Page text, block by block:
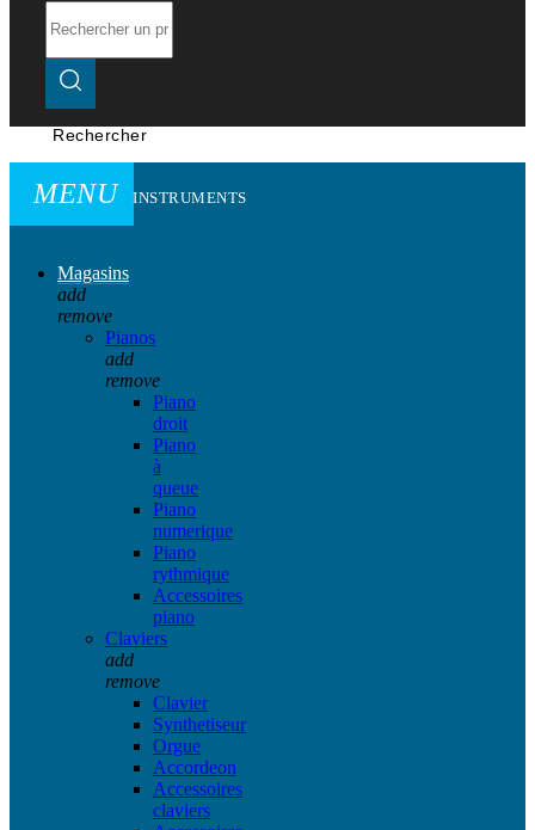
Rechercher
MENU INSTRUMENTS
Magasins
add
remove
Pianos
add
remove
Piano
droit
Piano
à
queue
Piano
numerique
Piano
rythmique
Accessoires
piano
Claviers
add
remove
Clavier
Synthetiseur
Orgue
Accordeon
Accessoires
claviers